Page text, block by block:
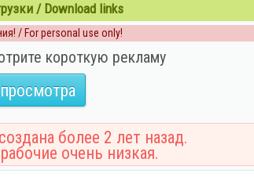
/ Download links
/ For personal use only!
короткую рекламу
более 2 лет назад.
очень низкая.